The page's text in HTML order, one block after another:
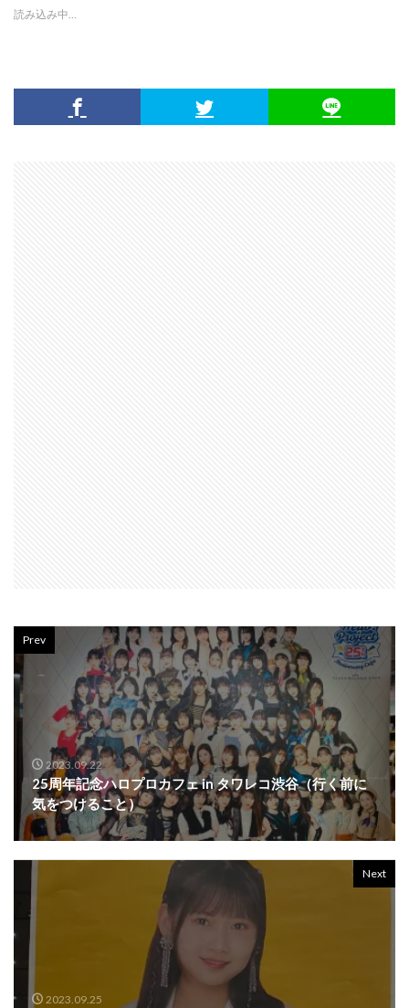
読み込み中…
Prev
2023.09.22
25周年記念ハロプロカフェ in タワレコ渋谷（行く前に
気をつけること）
Next
2023.09.25